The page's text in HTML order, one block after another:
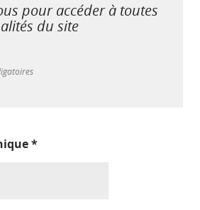
pour accéder à toutes
du site
*